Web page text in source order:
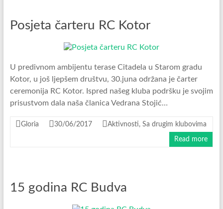
Posjeta čarteru RC Kotor
U predivnom ambijentu terase Citadela u Starom gradu
Kotor, u još ljepšem društvu, 30.juna održana je čarter
ceremonija RC Kotor. Ispred našeg kluba podršku je svojim
prisustvom dala naša članica Vedrana Stojić…
Gloria 30/06/2017 Aktivnosti, Sa drugim klubovima
Read more
15 godina RC Budva